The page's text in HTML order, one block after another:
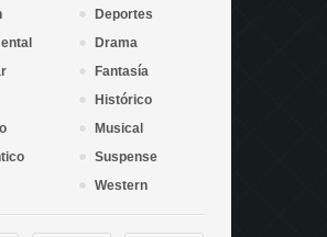
Deportes
Drama
Fantasía
Histórico
Musical
Suspense
Western